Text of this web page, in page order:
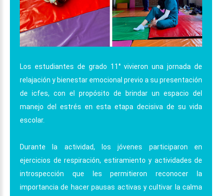
Los estudiantes de grado 11° vivieron una jornada de
relajación y bienestar emocional previo a su presentación
de icfes, con el propósito de brindar un espacio del
manejo del estrés en esta etapa decisiva de su vida
escolar.
Durante la actividad, los jóvenes participaron en
ejercicios de respiración, estiramiento y actividades de
introspección que les permitieron reconocer la
importancia de hacer pausas activas y cultivar la calma